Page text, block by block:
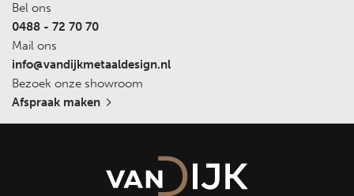
of in een wandpaneel, waardoor u maximaal gebruik kunt
maken van de beschikbare ruimte.
Transparantie en lichtinval:
voorzien van grote glazen panelen die zorgen voor een
heldere en open sfeer. U behoudt het zicht en de
en een moderne uitstraling past de stalen schuifdeur
naadloos in verschillende interieurstijlen, van industrieel
Bel ons
0488 - 72 70 70
Mail ons
info@vandijkmetaaldesign.nl
Bezoek onze showroom
Afspraak maken